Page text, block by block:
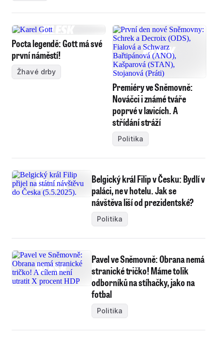
Pocta legendě: Gott má své
první náměstí!
Žhavé drby
Premiéry ve Sněmovně:
Nováčci i známé tváře
poprvé v lavicích. A
střídání stráží
Politika
Belgický král Filip v Česku: Bydlí v
paláci, ne v hotelu. Jak se
návštěva liší od prezidentské?
Politika
Pavel ve Sněmovně: Obrana nemá
stranické tričko! Máme tolik
odborníků na stíhačky, jako na
fotbal
Politika